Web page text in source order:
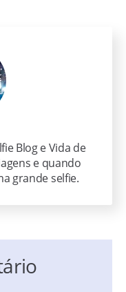
Blog e Vida de
e quando
grande selfie.